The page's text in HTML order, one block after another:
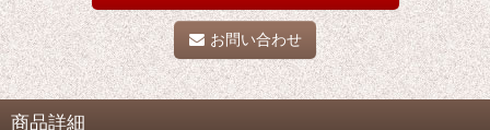
お問い合わせ
商品詳細